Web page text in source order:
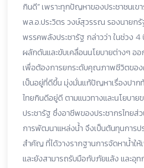
กินดี” เพราะทุกปัญหาของประชาชนเขา
พล.อ.ประวิตร วงษ์สุวรรณ รองนายกรั
พรรคพลังประชารัฐ กล่าวว่า ในช่วง 4
ผลักดันและขับเคลื่อนนโยบายต่างๆ อ
เพื่อต้องการยกระดับคุณภาพชีวิตของ
เป็นอยู่ที่ดีขึ้น มุ่งมั่นแก้ปัญหาเรื่องปาก
ไทยกินดีอยู่ดี ตามแนวทางและนโยบา
ประชารัฐ ซึ่งอาชีพของประชากรไทย
การพัฒนาแหล่งน้ำ จึงเป็นต้นทุนการป
สำคัญ ที่ได้วางรากฐานการจัดหาน้ำใ
และยังสามารถรับมือกับภัยแล้ง และอุ